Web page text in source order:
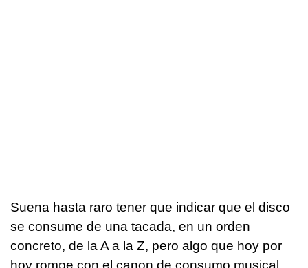
Suena hasta raro tener que indicar que el disco
se consume de una tacada, en un orden
concreto, de la A a la Z, pero algo que hoy por
hoy rompe con el canon de consumo musical.